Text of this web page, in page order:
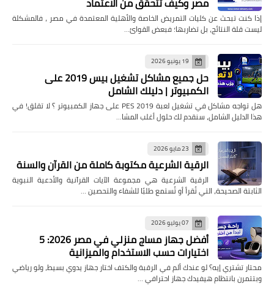
إذا كنت تبحث عن كليات التمريض الخاصة والأهلية المعتمدة في مصر ، فالمشكلة
ليست قلة النتائج، بل تضاربها؛ فبعض القوائ…
19 يونيو 2026
حل جميع مشاكل تشغيل بيس 2019 على
الكمبيوتر | دليلك الشامل
هل تواجه مشاكل في تشغيل لعبة PES 2019 على جهاز الكمبيوتر ؟ لا تقلق! في
هذا الدليل الشامل، سنقدم لك حلول أغلب المشا…
23 مايو 2026
الرقية الشرعية مكتوبة كاملة من القرآن والسنة
الرقية الشرعية هي مجموعة الآيات القرآنية والأدعية النبوية
الثابتة الصحيحة، التي تُقرأ أو تُستمع طلبًا للشفاء والتحصين …
07 يوليو 2026
أفضل جهاز مساج منزلي في مصر 2026: 5
اختيارات حسب الاستخدام والميزانية
محتار تشتري إيه؟ لو عندك ألم في الرقبة والكتف اختار جهاز يدوي بسيط، ولو رياضي
وبتتمرن بانتظام هيفيدك جهاز احترافي …